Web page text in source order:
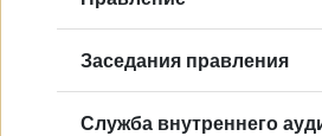
Заседания правления
Служба внутреннего